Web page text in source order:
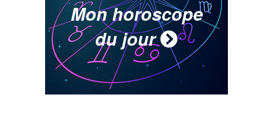
Mon horoscope
du jour